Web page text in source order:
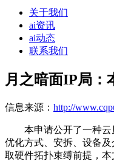
关于我们
ai资讯
ai动态
联系我们
月之暗面IP局：
信息来源： http://
本申请公开了一种云
优化方式、安拆、设备
取硬件拓扑束缚前提，